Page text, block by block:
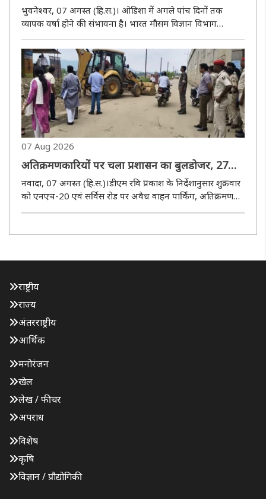
के आसार, आईएमडी ने जारी किया ऑरेंज अलर्ट
भुवनेश्वर, 07 अगस्त (हि.स.)। ओडिशा में अगले पांच दिनों तक
व्यापक वर्षा होने की संभावना है। भारत मौसम विज्ञान विभाग
परिसंचरण के प्रभाव से राज्य के कई हिस्सों में हल्की से मध्यम बारिश
के साथ गरज-..
07 Aug 2026
अतिक्रमणकारियों पर चला प्रशासन का बुलडोजर, 27
दुकाने ध्वस्त
नवादा, 07 अगस्त (हि.स.)।डीएम रवि प्रकाश के निर्देशानुसार शुक्रवार
को एनएच-20 एवं सर्विस रोड पर अवैध वाहन पार्किंग, अतिक्रमण
रंजीत कुमार..
राष्ट्रीय
राज्य
अंतरराष्ट्रीय
आर्थिक
मनोरंजन
खेल
लेख / फीचर
अपराध
विशेष
कृषि
विज्ञान / प्रौद्योगिकी